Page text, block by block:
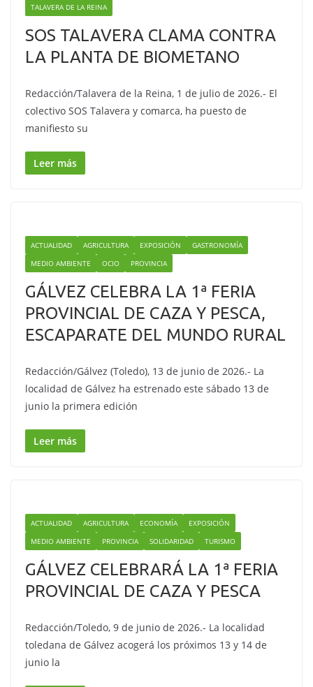
TALAVERA DE LA REINA
SOS TALAVERA CLAMA CONTRA
LA PLANTA DE BIOMETANO
Redacción/Talavera de la Reina, 1 de julio de 2026.- El
colectivo SOS Talavera y comarca, ha puesto de
manifiesto su
Leer más
ACTUALIDAD AGRICULTURA EXPOSICIÓN
GASTRONOMÍA
MEDIO AMBIENTE
OCIO PROVINCIA
GÁLVEZ CELEBRA LA 1ª FERIA
PROVINCIAL DE CAZA Y PESCA,
ESCAPARATE DEL MUNDO RURAL
Redacción/Gálvez (Toledo), 13 de junio de 2026.- La
localidad de Gálvez ha estrenado este sábado 13 de
junio la primera edición
Leer más
ACTUALIDAD AGRICULTURA ECONOMÍA
EXPOSICIÓN
MEDIO AMBIENTE
PROVINCIA SOLIDARIDAD TURISMO
GÁLVEZ CELEBRARÁ LA 1ª FERIA
PROVINCIAL DE CAZA Y PESCA
Redacción/Toledo, 9 de junio de 2026.- La localidad
toledana de Gálvez acogerá los próximos 13 y 14 de
junio la